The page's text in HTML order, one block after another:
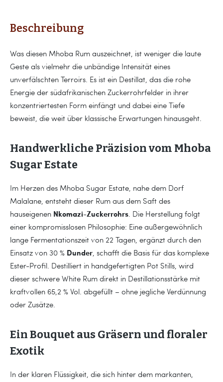
Beschreibung
Was diesen Mhoba Rum auszeichnet, ist weniger die laute
Geste als vielmehr die unbändige Intensität eines
unverfälschten Terroirs. Es ist ein Destillat, das die rohe
Energie der südafrikanischen Zuckerrohrfelder in ihrer
konzentriertesten Form einfängt und dabei eine Tiefe
beweist, die weit über klassische Erwartungen hinausgeht.
Handwerkliche Präzision vom Mhoba
Sugar Estate
Im Herzen des Mhoba Sugar Estate, nahe dem Dorf
Malalane, entsteht dieser Rum aus dem Saft des
hauseigenen Nkomazi-Zuckerrohrs . Die Herstellung folgt
einer kompromisslosen Philosophie: Eine außergewöhnlich
lange Fermentationszeit von 22 Tagen, ergänzt durch den
Einsatz von 30 % Dunder , schafft die Basis für das komplexe
Ester-Profil. Destilliert in handgefertigten Pot Stills, wird
dieser schwere White Rum direkt in Destillationsstärke mit
kraftvollen 65,2 % Vol. abgefüllt – ohne jegliche Verdünnung
oder Zusätze.
Ein Bouquet aus Gräsern und floraler
Exotik
In der klaren Flüssigkeit, die sich hinter dem markanten,